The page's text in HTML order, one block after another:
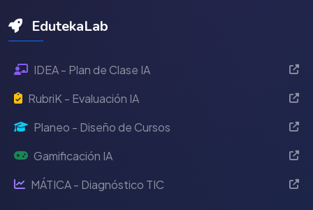
EdutekaLab
IDEA - Plan de Clase IA
RubriK - Evaluación IA
Planeo - Diseño de Cursos
Gamificación IA
MÁTICA - Diagnóstico TIC